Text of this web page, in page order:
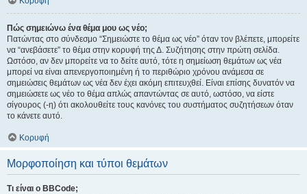
Πώς σημειώνω ένα θέμα μου ως νέο;
Πατώντας στο σύνδεσμο “Σημειώστε το θέμα ως νέο” όταν τον βλέπετε, μπορείτε
να “ανεβάσετε” το θέμα στην κορυφή της Δ. Συζήτησης στην πρώτη σελίδα.
Ωστόσο, αν δεν μπορείτε να το δείτε αυτό, τότε η σημείωση θεμάτων ως νέα
μπορεί να είναι απενεργοποιημένη ή το περιθώριο χρόνου ανάμεσα σε
σημειώσεις θεμάτων ως νέα δεν έχει ακόμη επιτευχθεί. Είναι επίσης δυνατόν να
σημειώσετε ως νέο το θέμα απλώς απαντώντας σε αυτό, ωστόσο, να είστε
σίγουρος (-η) ότι ακολουθείτε τους κανόνες του συστήματος συζητήσεων όταν
το κάνετε αυτό.
Κορυφή
Μορφοποίηση και τύποι θεμάτων
Τι είναι ο BBCode;